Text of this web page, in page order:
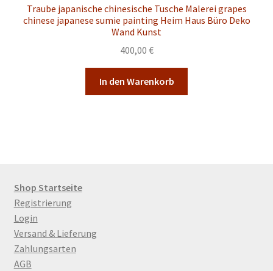
Traube japanische chinesische Tusche Malerei grapes
chinese japanese sumie painting Heim Haus Büro Deko
Wand Kunst
400,00 €
In den Warenkorb
Shop Startseite
Registrierung
Login
Versand & Lieferung
Zahlungsarten
AGB